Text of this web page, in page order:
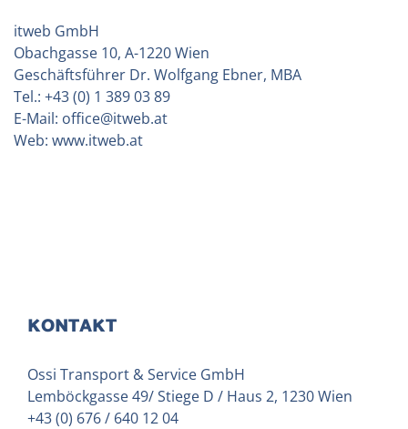
itweb GmbH
Obachgasse 10, A-1220 Wien
Geschäftsführer Dr. Wolfgang Ebner, MBA
Tel.: +43 (0) 1 389 03 89
E-Mail: office@itweb.at
Web: www.itweb.at
KONTAKT
Ossi Transport & Service GmbH
Lemböckgasse 49/ Stiege D / Haus 2, 1230 Wien
+43 (0) 676 / 640 12 04